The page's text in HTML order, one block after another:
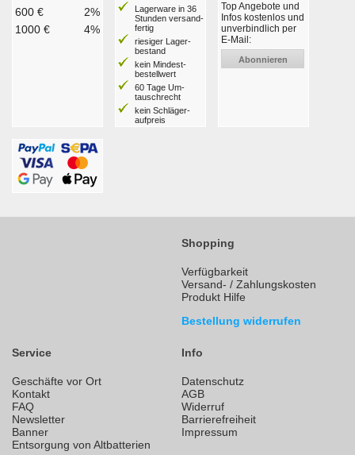
600 €
2%
1000 €
4%
Lagerware in 36
Stunden ver­sand­
fertig
riesiger Lager­
bestand
kein Mindest­
bestell­wert
60 Tage Um­
tausch­recht
kein Schläger­
aufpreis
Top Angebote und
Infos kostenlos und
unverbindlich per
E-Mail:
Abonnieren
Shopping
Verfügbarkeit
Versand- / Zahlungskosten
Produkt Hilfe
Bestellung widerrufen
Service
Geschäfte vor Ort
Kontakt
FAQ
Newsletter
Banner
Entsorgung von Altbatterien
Info
Datenschutz
AGB
Widerruf
Barrierefreiheit
Impressum